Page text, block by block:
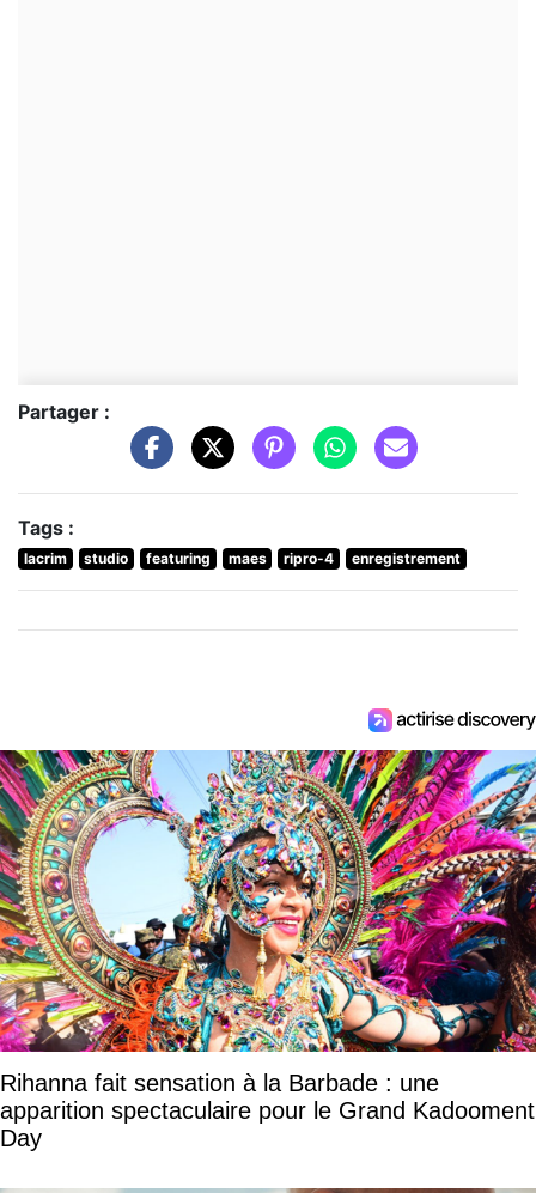
Partager :
Tags :
lacrim studio featuring maes ripro-4 enregistrement
Rihanna fait sensation à la Barbade : une
apparition spectaculaire pour le Grand Kadooment
Day